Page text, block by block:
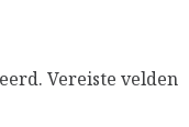
Vereiste velden